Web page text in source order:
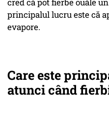
cred că pot fierbe ouăle
principalul lucru este că
evapore.
Care este
atunci când